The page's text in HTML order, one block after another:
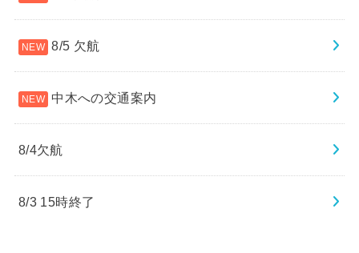
8/5 欠航
中木への交通案内
8/4欠航
8/3 15時終了